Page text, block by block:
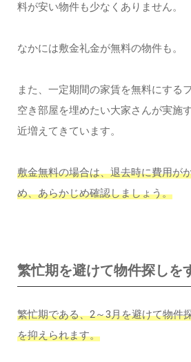
料が安い物件も少なくありません。
なかには敷金礼金が無料の物件も。
また、一定期間の家賃を無料にする
空き部屋を埋めたい大家さんが実施
近増えてきています。
敷金無料の場合は、退去時に費用が
め、あらかじめ確認しましょう。
繁忙期を避けて物件探しを
繁忙期である、2～3月を避けて物件
を抑えられます。